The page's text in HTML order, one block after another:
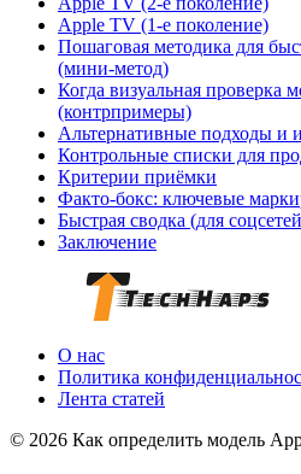
Apple TV (1‑е поколение)
Пошаговая методика для
(мини‑метод)
Когда визуальная проверка
(контрпримеры)
Альтернативные подходы и
Контрольные списки для
Критерии приёмки
Факто‑бокс: ключевые
Быстрая сводка (для
Заключение
О нас
Политика
Лента статей
© 2026 Как определить модель